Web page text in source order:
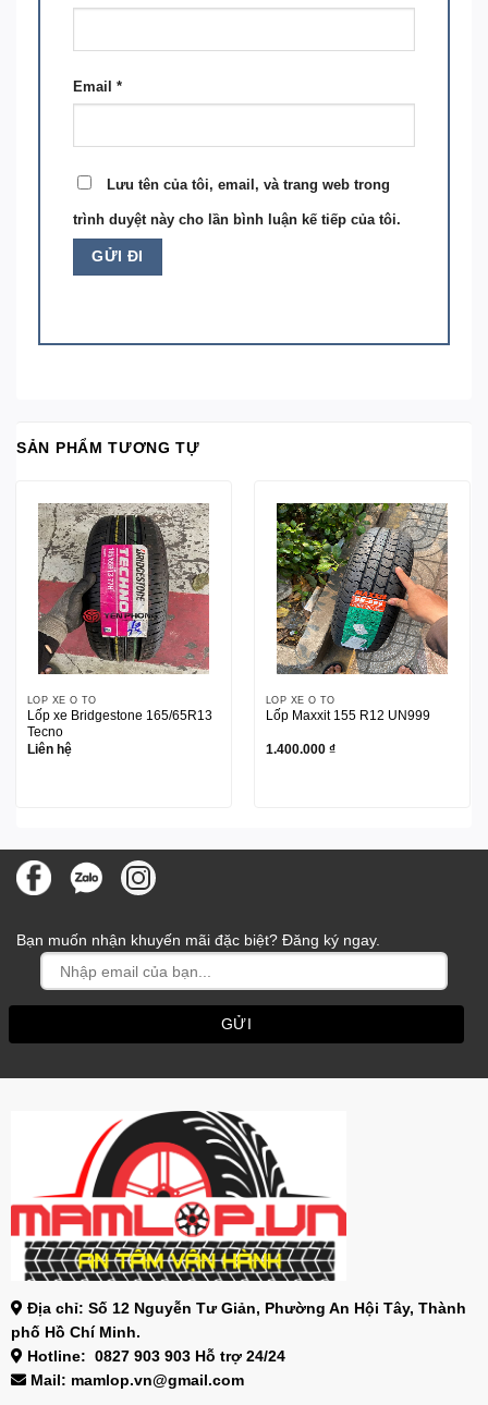
Email *
Lưu tên của tôi, email, và trang web trong
trình duyệt này cho lần bình luận kế tiếp của tôi.
SẢN PHẨM TƯƠNG TỰ
LỐP XE Ô TÔ
Lốp xe Bridgestone 165/65R13
Tecno
Liên hệ
LỐP XE Ô TÔ
Lốp Maxxit 155 R12 UN999
1.400.000 ₫
Bạn muốn nhận khuyến mãi đặc biệt? Đăng ký ngay.
Địa chỉ: Số 12 Nguyễn Tư Giản, Phường An Hội Tây, Thành
phố Hồ Chí Minh.
Hotline: 0827 903 903 Hỗ trợ 24/24
Mail: mamlop.vn@gmail.com